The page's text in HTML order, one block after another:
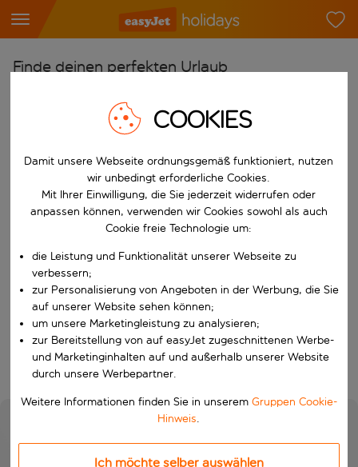
Finde deinen perfekten Urlaub
Flughafen wählen
Beginne mit der Eingabe für die automatische
Reiseziel wählen
Nach
Wähle ein Ab- und Rückflugdatum aus.
Reisezeitraum wählen
Wann
Wer
Suchen
COOKIES
Damit unsere Webseite ordnungsgemäß funktioniert, nutzen
wir unbedingt erforderliche Cookies.
Mit Ihrer Einwilligung, die Sie jederzeit widerrufen oder
anpassen können, verwenden wir Cookies sowohl als auch
Cookie freie Technologie um:
die Leistung und Funktionalität unserer Webseite zu
verbessern;
zur Personalisierung von Angeboten in der Werbung, die Sie
auf unserer Website sehen können;
um unsere Marketingleistung zu analysieren;
zur Bereitstellung von auf easyJet zugeschnittenen Werbe-
und Marketinginhalten auf und außerhalb unserer Website
durch unsere Werbepartner.
Weitere Informationen finden Sie in unserem Gruppen Cookie-
Hinweis.
Ich möchte selber auswählen